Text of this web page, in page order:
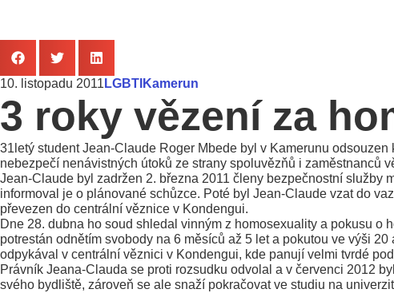
10. listopadu 2011 LGBTI Kamerun
3 roky vězení za
31letý student Jean-Claude Roger Mbede byl v Kamerunu
nebezpečí nenávistných útoků ze strany spoluvězňů i zaměstnanců
Jean-Claude byl zadržen 2. března 2011 členy bezpečnostní služby
informoval je o plánované schůzce. Poté byl Jean-Claude vzat do
převezen do centrální věznice v Kondengui.
Dne 28. dubna ho soud shledal vinným z homosexuality a pokusu
potrestán odnětím svobody na 6 měsíců až 5 let a pokutou ve výši
odpykával v centrální věznici v Kondengui, kde panují velmi tvrdé
Právník Jeana-Clauda se proti rozsudku odvolal a v červenci 2012
svého bydliště, zároveň se ale snaží pokračovat ve studiu na